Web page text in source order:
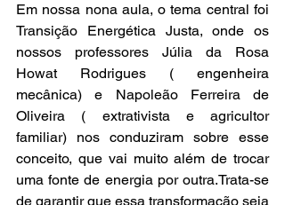
Em nossa nona aula, o tema central foi
Transição Energética Justa, onde os
nossos professores Júlia da Rosa
Howat Rodrigues (
engenheira
mecânica) e Napoleão Ferreira de
Oliveira (
extrativista e agricultor
familiar) nos conduziram sobre esse
conceito, que vai muito além de trocar
uma fonte de energia por outra.Trata-se
de garantir que essa transformação seja